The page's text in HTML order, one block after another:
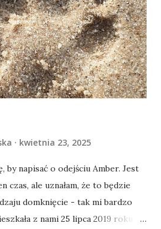
kwietnia 23, 2025
by napisać o odejściu Amber. Jest
czas, ale uznałam, że to będzie
domknięcie - tak mi bardzo
z nami 25 lipca 2019 roku.